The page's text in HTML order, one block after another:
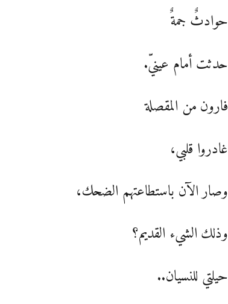
حوادثٌ جمةٌ
حدثت أمام عينيّ.
فارون من المقصلة
غادروا قلبي،
وصار الآن باستطاعتهم الضحك،
وذلك الشيء القديم؟
حيلتي للنسيان..